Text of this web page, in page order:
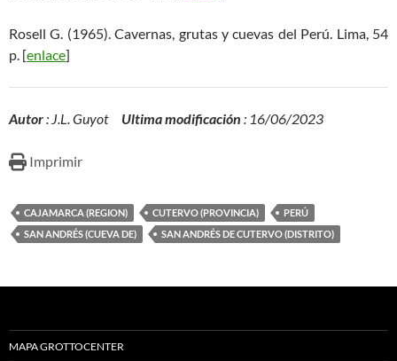
Rosell G. (1965). Cavernas, grutas y cuevas del Perú. Lima, 54
p. [enlace]
Autor: J.L. Guyot Ultima modificación : 16/06/2023
Imprimir
CAJAMARCA (REGION) CUTERVO (PROVINCIA)
PERÚ
SAN ANDRÉS (CUEVA DE)
SAN ANDRÉS DE CUTERVO (DISTRITO)
MAPA GROTTOCENTER